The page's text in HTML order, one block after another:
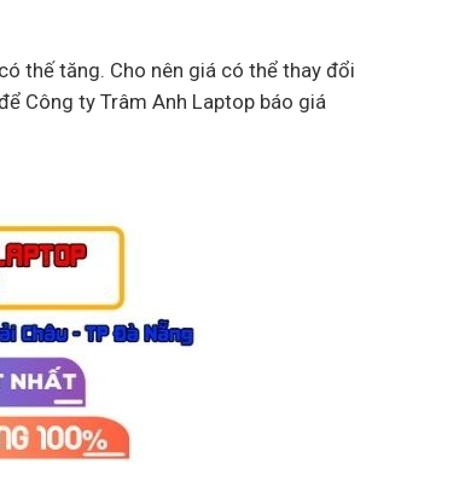
thế tăng. Cho nên giá có thể thay đổi
Công ty Trâm Anh Laptop báo giá